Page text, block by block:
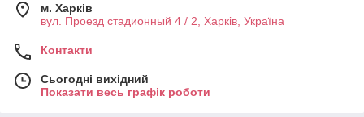
м. Харків
вул. Проезд стадионный 4 / 2, Харків, Україна
Контакти
Сьогодні вихідний
Показати весь графік роботи